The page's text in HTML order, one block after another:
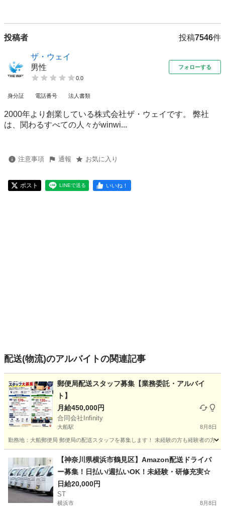
投稿者 投稿7546件
ザ・ウェイ
男性
0.0
フォローする
身分証 電話番号 法人書類
2000年より創業している株式会社ザ・ウェイです。 弊社
は、関わるすべての人々がwinwi...
注意事項 通報 お気に入り
ポスト LINEで送る いいね！
配送(物流)のアルバイトの関連記事
郵便局配送スタッフ募集【業務委託・アルバイ
ト】
月給450,000円
合同会社Infinity
大船駅 8月8日
勤務地：大船郵便局 郵便局の配送スタッフを募集します！ 未経験の方も経験者の方
大船駅 配送 郵便局
【神奈川県横浜市鶴見区】Amazon配送ドライバ
ー募集！日払い/週払いOK！未経験・研修充実☆
日給20,000円
ST
横浜市 8月8日